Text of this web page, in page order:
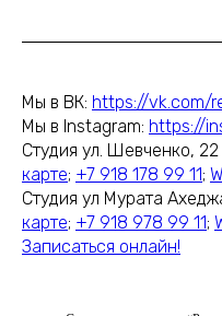
Мы в ВК: https://vk.com/
Мы в Instagram: https://
Студия ул. Шевченко,
карте; +7 918 178 99 11;
Студия ул Мурата
карте; +7 918 978 99 11;
Записаться онлайн!